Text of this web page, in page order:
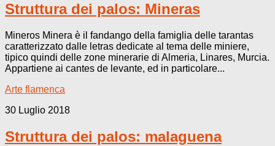
Struttura dei palos: Mineras
Mineros Minera è il fandango della famiglia delle tarantas
caratterizzato dalle letras dedicate al tema delle miniere,
tipico quindi delle zone minerarie di Almeria, Linares, Murcia.
Appartiene ai cantes de levante, ed in particolare...
Arte flamenca
30 Luglio 2018
Struttura dei palos: malaguena